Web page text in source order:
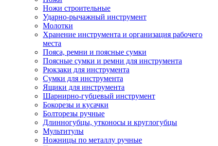
Ножи строительные
Ударно-рычажный инструмент
Молотки
Хранение инструмента и организация рабочего
места
Пояса, ремни и поясные сумки
Поясные сумки и ремни для инструмента
Рюкзаки для инструмента
Сумки для инструмента
Ящики для инструмента
Шарнирно-губцевый инструмент
Бокорезы и кусачки
Болторезы ручные
Длинногубцы, утконосы и круглогубцы
Мультитулы
Ножницы по металлу ручные